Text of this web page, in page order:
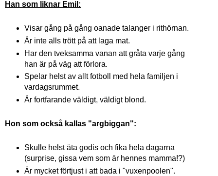
Han som liknar Emil:
Visar gång på gång oanade talanger i rithörnan.
Är inte alls trött på att laga mat.
Har den tveksamma vanan att gråta varje gång
han är på väg att förlora.
Spelar helst av allt fotboll med hela familjen i
vardagsrummet.
Är fortfarande väldigt, väldigt blond.
Hon som också kallas "argbiggan":
Skulle helst äta godis och fika hela dagarna
(surprise, gissa vem som är hennes mamma!?)
Är mycket förtjust i att bada i "vuxenpoolen".